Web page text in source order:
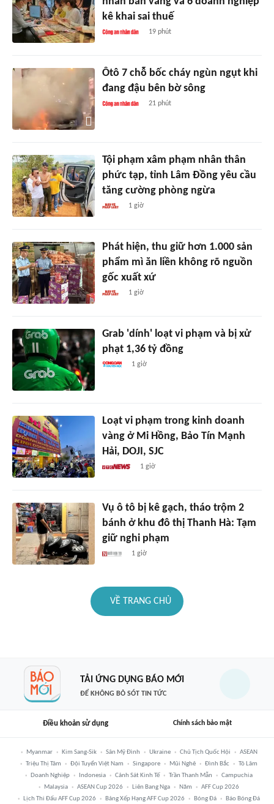
kê khai sai thuế
19 phút
Ôtô 7 chỗ bốc cháy ngùn ngụt khi
đang đậu bên bờ sông
21 phút
Tội phạm xâm phạm nhân thân
phức tạp, tỉnh Lâm Đồng yêu cầu
tăng cường phòng ngừa
1 giờ
Phát hiện, thu giữ hơn 1.000 sản
phẩm mì ăn liền không rõ nguồn
gốc xuất xứ
1 giờ
Grab 'dính' loạt vi phạm và bị xử
phạt 1,36 tỷ đồng
1 giờ
Loạt vi phạm trong kinh doanh
vàng ở Mi Hồng, Bảo Tín Mạnh
Hải, DOJI, SJC
1 giờ
Vụ ô tô bị kê gạch, tháo trộm 2
bánh ở khu đô thị Thanh Hà: Tạm
giữ nghi phạm
1 giờ
VỀ TRANG CHỦ
TẢI ỨNG DỤNG BÁO MỚI
ĐỂ KHÔNG BỎ SÓT TIN TỨC
Điều khoản sử dụng Chính sách bảo mật
Myanmar Kim Sang-Sik Sân Mỹ Đình Ukraine Chủ Tịch Quốc Hội
ASEAN
Triệu Thị Tâm
Đội Tuyển Việt Nam Singapore Mũi Nghê Đình Bắc
Tô Lâm
Doanh Nghiệp
Indonesia Cảnh Sát Kinh Tế Trần Thanh Mẫn
Campuchia
Malaysia
ASEAN Cup 2026 Liên Bang Nga Năm
AFF Cup 2026
Lịch Thi Đấu AFF Cup 2026
Bảng Xếp Hạng AFF Cup 2026 Bóng Đá Báo Bóng Đá